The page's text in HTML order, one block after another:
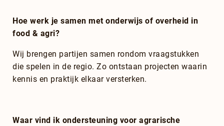
Hoe werk je samen met onderwijs of overheid in
food & agri?
Wij brengen partijen samen rondom vraagstukken
die spelen in de regio. Zo ontstaan projecten waarin
kennis en praktijk elkaar versterken.
Waar vind ik ondersteuning voor agrarische